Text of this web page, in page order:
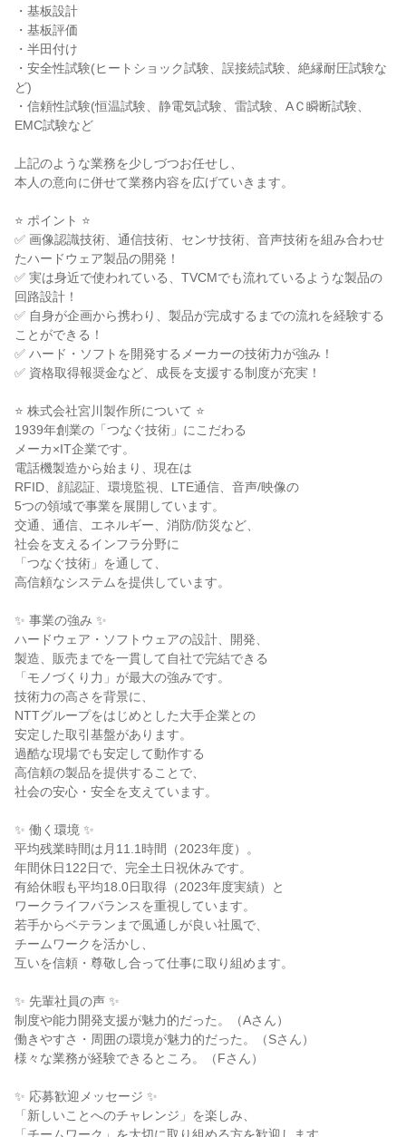
・基板設計
・基板評価
・半田付け
・安全性試験(ヒートショック試験、誤接続試験、絶縁耐圧試験な
ど)
・信頼性試験(恒温試験、静電気試験、雷試験、AＣ瞬断試験、
EMC試験など
上記のような業務を少しづつお任せし、
本人の意向に併せて業務内容を広げていきます。
⭐ ポイント ⭐
✅ 画像認識技術、通信技術、センサ技術、音声技術を組み合わせ
たハードウェア製品の開発！
✅ 実は身近で使われている、TVCMでも流れているような製品の
回路設計！
✅ 自身が企画から携わり、製品が完成するまでの流れを経験する
ことができる！
✅ ハード・ソフトを開発するメーカーの技術力が強み！
✅ 資格取得報奨金など、成長を支援する制度が充実！
⭐ 株式会社宮川製作所について ⭐
1939年創業の「つなぐ技術」にこだわる
メーカ×IT企業です。
電話機製造から始まり、現在は
RFID、顔認証、環境監視、LTE通信、音声/映像の
5つの領域で事業を展開しています。
交通、通信、エネルギー、消防/防災など、
社会を支えるインフラ分野に
「つなぐ技術」を通して、
高信頼なシステムを提供しています。
✨ 事業の強み ✨
ハードウェア・ソフトウェアの設計、開発、
製造、販売までを一貫して自社で完結できる
「モノづくり力」が最大の強みです。
技術力の高さを背景に、
NTTグループをはじめとした大手企業との
安定した取引基盤があります。
過酷な現場でも安定して動作する
高信頼の製品を提供することで、
社会の安心・安全を支えています。
✨ 働く環境 ✨
平均残業時間は月11.1時間（2023年度）。
年間休日122日で、完全土日祝休みです。
有給休暇も平均18.0日取得（2023年度実績）と
ワークライフバランスを重視しています。
若手からベテランまで風通しが良い社風で、
チームワークを活かし、
互いを信頼・尊敬し合って仕事に取り組めます。
✨ 先輩社員の声 ✨
制度や能力開発支援が魅力的だった。（Aさん）
働きやすさ・周囲の環境が魅力的だった。（Sさん）
様々な業務が経験できるところ。（Fさん）
✨ 応募歓迎メッセージ ✨
「新しいことへのチャレンジ」を楽しみ、